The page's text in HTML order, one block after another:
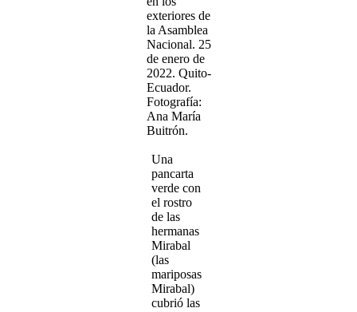
exteriores de
la Asamblea
Nacional. 25
de enero de
2022. Quito-
Ecuador.
Fotografía:
Ana María
Buitrón.
Una
pancarta
verde con
el rostro
de las
hermanas
Mirabal
(las
mariposas
Mirabal)
cubrió las